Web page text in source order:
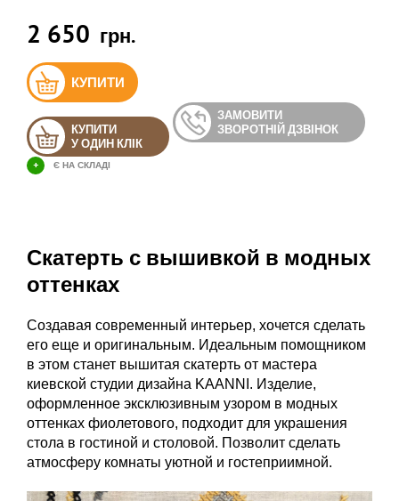
2 650 грн.
КУПИТИ
КУПИТИ
У ОДИН КЛІК
ЗАМОВИТИ
ЗВОРОТНІЙ ДЗВІНОК
+ Є НА СКЛАДІ
Скатерть с вышивкой в модных
оттенках
Создавая современный интерьер, хочется сделать
его еще и оригинальным. Идеальным помощником
в этом станет вышитая скатерть от мастера
киевской студии дизайна KAANNI. Изделие,
оформленное эксклюзивным узором в модных
оттенках фиолетового, подходит для украшения
стола в гостиной и столовой. Позволит сделать
атмосферу комнаты уютной и гостеприимной.